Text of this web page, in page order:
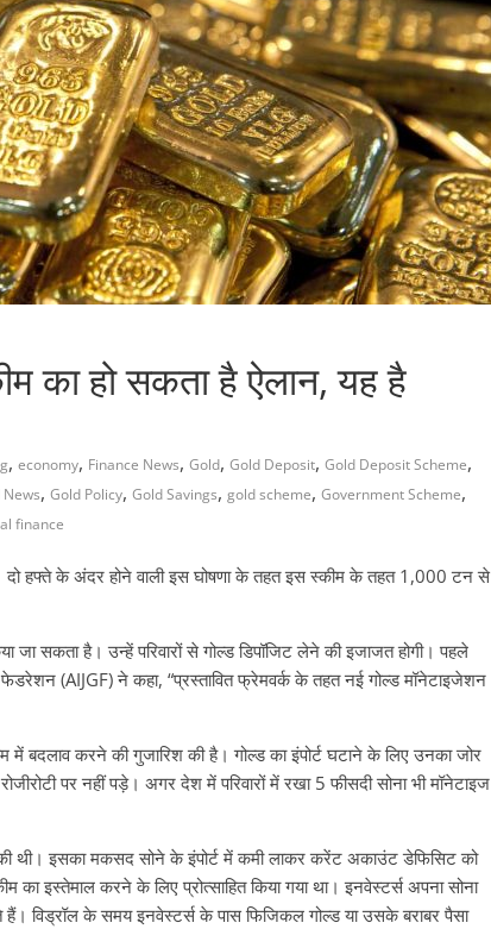
का हो सकता है ऐलान, यह है
, economy, Finance News, Gold, Gold Deposit, Gold Deposit Scheme,
, Gold Policy, Gold Savings, gold scheme, Government Scheme,
finance
हफ्ते के अंदर होने वाली इस घोषणा के तहत इस स्कीम के तहत 1,000 टन से
जा सकता है। उन्हें परिवारों से गोल्ड डिपॉजिट लेने की इजाजत होगी। पहले
(AIJGF) ने कहा, “प्रस्तावित फ्रेमवर्क के तहत नई गोल्ड मॉनेटाइजेशन
करने की गुजारिश की है। गोल्ड का इंपोर्ट घटाने के लिए उनका जोर
पर नहीं पड़े। अगर देश में परिवारों में रखा 5 फीसदी सोना भी मॉनेटाइज
इसका मकसद सोने के इंपोर्ट में कमी लाकर करेंट अकाउंट डेफिसिट को
इस्तेमाल करने के लिए प्रोत्साहित किया गया था। इनवेस्टर्स अपना सोना
विड्रॉल के समय इनवेस्टर्स के पास फिजिकल गोल्ड या उसके बराबर पैसा